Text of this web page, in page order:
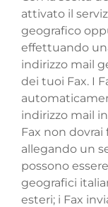
attivato il
geografico
effettuando
indirizzo mail
dei tuoi Fax. I
indirizzo mail
Fax non dovrai
allegando un
possono
geografici
esteri; i Fax